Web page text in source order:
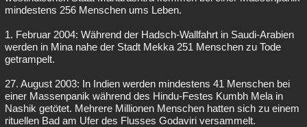
mindestens 256 Menschen ums Leben.
1. Februar 2004: Während der Hadsch-Wallfahrt in Saudi-Arabien
werden in Mina nahe der Stadt Mekka 251 Menschen zu Tode
getrampelt.
27. August 2003: In Indien werden mindestens 41 Menschen bei
einer Massenpanik während des Hindu-Festes Kumbh Mela in
Nashik getötet. Mehrere Millionen Menschen hatten sich zu einem
rituellen Bad am Ufer des Flusses Godaviri versammelt.